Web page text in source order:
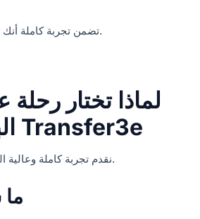
تضمن تجربة كاملة أنك تستمتع بالليل دون إجهاد.
لماذا تختار
البوسفور من Transfer3e
، نقدم تجربة كاملة وعالية الجودة.